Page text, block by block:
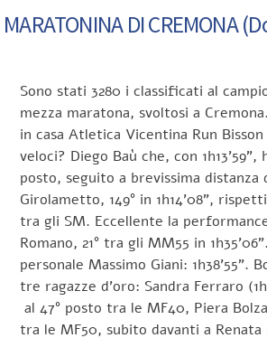
MARATONINA DI CREMONA
Sono stati 3280 i classificati al
mezza maratona, svoltosi a
in casa Atletica Vicentina Run
veloci? Diego Baù che, con 1h13’59”,
posto, seguito a brevissima distanza
Girolametto, 149° in 1h14’08”,
tra gli SM. Eccellente la
Romano, 21° tra gli MM55 in
personale Massimo Giani: 1h38’55”.
tre ragazze d’oro: Sandra Ferraro
al 47° posto tra le MF40, Piera
tra le MF50, subito davanti a Renata